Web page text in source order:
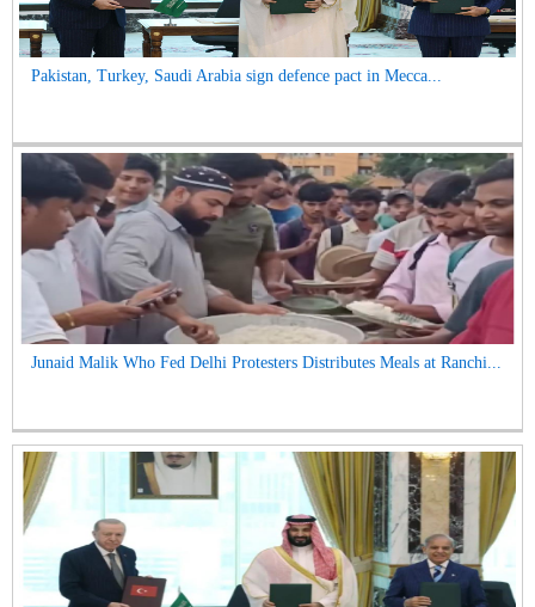
Pakistan, Turkey, Saudi Arabia sign defence pact in Mecca...
Junaid Malik Who Fed Delhi Protesters Distributes Meals at Ranchi...